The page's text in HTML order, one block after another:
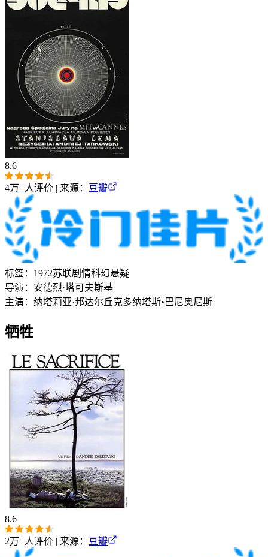
8.6
4万+人评价 | 来源： 豆瓣
标签： 1972苏联剧情科幻悬疑
导演： 安德烈·塔可夫斯基
主演： 纳塔莉亚·邦达尔丘克多纳塔斯•巴尼奥尼斯
牺牲
8.6
2万+人评价 | 来源： 豆瓣